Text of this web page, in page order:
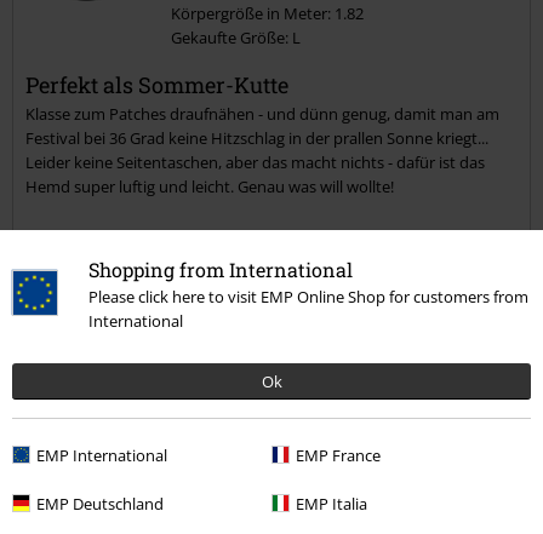
Shopping from International
Please click here to visit EMP Online Shop for customers from
International
Ok
EMP International EMP France
EMP Deutschland EMP Italia
Kommentar jetzt abschicken!
Körpergröße in Meter: 1.82
Gekaufte Größe: L
Perfekt als Sommer-Kutte
Klasse zum Patches draufnähen - und dünn genug, damit man am
Festival bei 36 Grad keine Hitzschlag in der prallen Sonne kriegt...
Leider keine Seitentaschen, aber das macht nichts - dafür ist das
Hemd super luftig und leicht. Genau was will wollte!
5
Design
zu eng
perfekt
zu weit
Länge